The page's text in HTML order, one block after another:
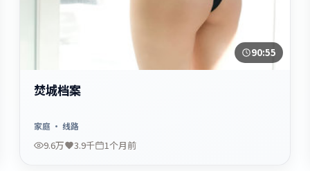
90:55
焚城档案
家庭 · 线路
9.6万 3.9千 1个月前